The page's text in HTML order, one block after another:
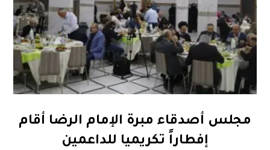
مجلس أصدقاء مبرة الإمام الرضا أقام
إفطاراً تكريميا للداعمين